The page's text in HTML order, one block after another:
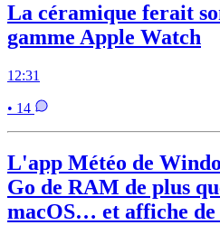
La céramique ferait
gamme Apple Watch
12:31
• 14
L'app Météo de
Go de RAM de plus
macOS… et affiche